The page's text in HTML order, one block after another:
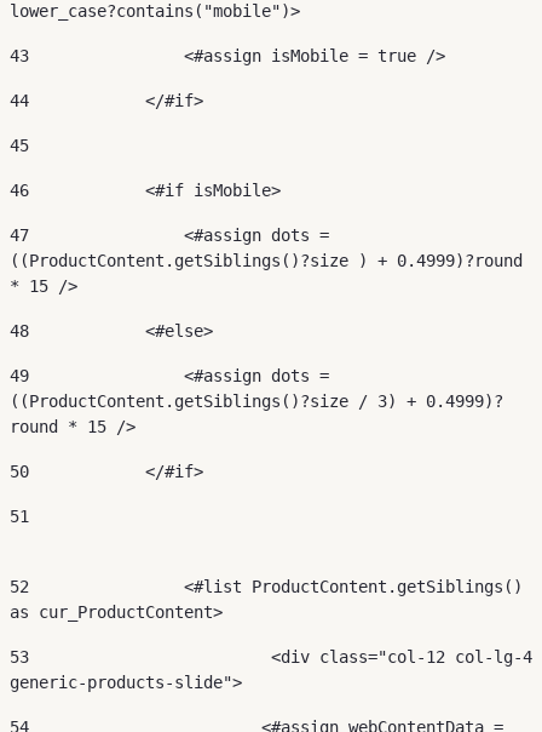
lower_case?contains("mobile")>
43
                <#assign isMobile = true />
44
            </#if>
45
46
            <#if isMobile>
47
                <#assign dots =
((ProductContent.getSiblings()?size ) + 0.4999)?round
* 15 />
48
            <#else>
49
                <#assign dots =
((ProductContent.getSiblings()?size / 3) + 0.4999)?
round * 15 />
50
            </#if>
51
52
                <#list ProductContent.getSiblings()
as cur_ProductContent>
53
                         <div class="col-12 col-lg-4
generic-products-slide">
54
                        <#assign webContentData =